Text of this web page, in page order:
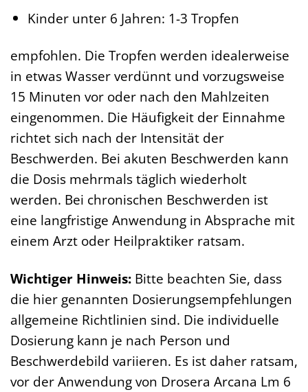
Kinder unter 6 Jahren: 1-3 Tropfen
empfohlen. Die Tropfen werden idealerweise
in etwas Wasser verdünnt und vorzugsweise
15 Minuten vor oder nach den Mahlzeiten
eingenommen. Die Häufigkeit der Einnahme
richtet sich nach der Intensität der
Beschwerden. Bei akuten Beschwerden kann
die Dosis mehrmals täglich wiederholt
werden. Bei chronischen Beschwerden ist
eine langfristige Anwendung in Absprache mit
einem Arzt oder Heilpraktiker ratsam.
Wichtiger Hinweis: Bitte beachten Sie, dass
die hier genannten Dosierungsempfehlungen
allgemeine Richtlinien sind. Die individuelle
Dosierung kann je nach Person und
Beschwerdebild variieren. Es ist daher ratsam,
vor der Anwendung von Drosera Arcana Lm 6